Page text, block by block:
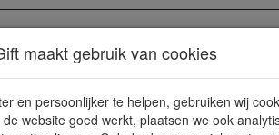
AANBOD NIEUWE
maakt gebruik van cookies
en persoonlijker te helpen, gebruiken wij
website goed werkt, plaatsen we ook